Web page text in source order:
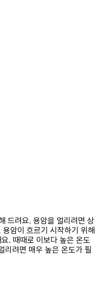
드려요. 용암을 얼리려면 상
암이 흐르기 시작하기 위해
. 때때로 이보다 높은 온도
리려면 매우 높은 온도가 필